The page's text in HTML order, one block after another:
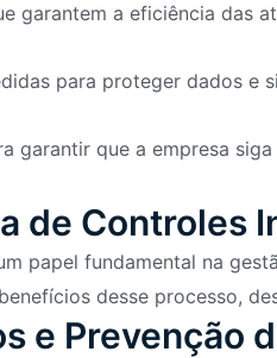
garantem a eficiência das
para proteger dados e
garantir que a empresa siga
de Controles
papel fundamental na
desse processo,
e Prevenção